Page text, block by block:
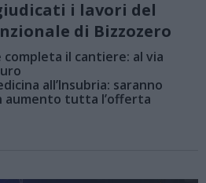
i lavori del
di Bizzozero
completa il cantiere: al via
all’Insubria: saranno
aumento tutta l’offerta